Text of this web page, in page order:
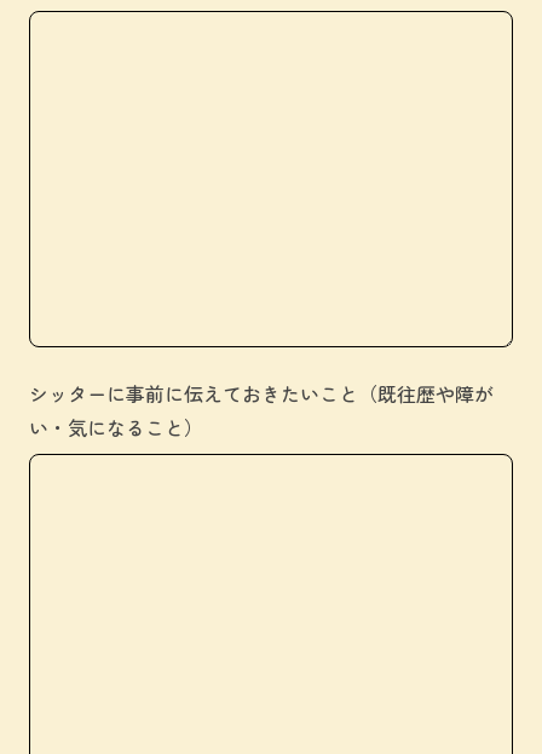
シッターに事前に伝えておきたいこと（既往歴や障が
い・気になること）